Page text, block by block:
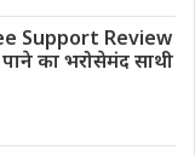
Support Review
का भरोसेमंद साथी